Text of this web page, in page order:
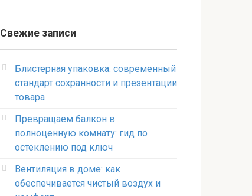
Свежие записи
Блистерная упаковка: современный
стандарт сохранности и презентации
товара
Превращаем балкон в
полноценную комнату: гид по
остеклению под ключ
Вентиляция в доме: как
обеспечивается чистый воздух и